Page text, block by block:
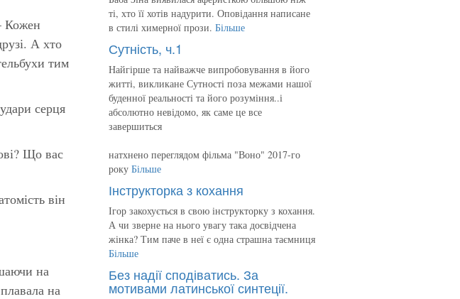
Кожен
А хто
тим
серця
Що вас
він
на
на
ті, хто її хотів надурити. Оповідання написане
в стилі химерної прози. Більше
Сутність, ч.1
Найгірше та найважче випробовування в його
житті, викликане Сутності поза межами нашої
буденної реальності та його розуміння..і
абсолютно невідомо, як саме це все
завершиться
натхнено переглядом фільма "Воно" 2017-го
року Більше
Інструкторка з кохання
Ігор закохується в свою інструкторку з кохання.
А чи зверне на нього увагу така досвідчена
жінка? Тим паче в неї є одна страшна таємниця
Більше
Без надії сподіватись. За
мотивами латинської синтеції.